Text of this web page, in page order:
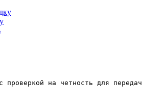
проверкой на четность для